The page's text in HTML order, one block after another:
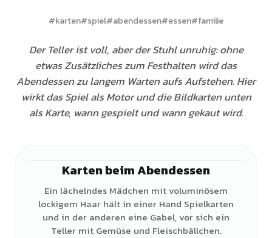
#karten#spiel#abendessen#essen#familie
Der Teller ist voll, aber der Stuhl unruhig: ohne
etwas Zusätzliches zum Festhalten wird das
Abendessen zu langem Warten aufs Aufstehen. Hier
wirkt das Spiel als Motor und die Bildkarten unten
als Karte, wann gespielt und wann gekaut wird.
Karten beim Abendessen
Ein lächelndes Mädchen mit voluminösem
lockigem Haar hält in einer Hand Spielkarten
und in der anderen eine Gabel, vor sich ein
Teller mit Gemüse und Fleischbällchen.